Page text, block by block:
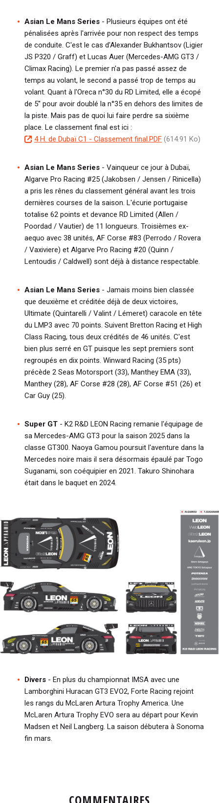
Asian Le Mans Series - Plusieurs équipes ont été
pénalisées après l'arrivée pour non respect des temps
de conduite. C'est le cas d'Alexander Bukhantsov (Ligier
JS P320 / Graff) et Lucas Auer (Mercedes-AMG GT3 /
Climax Racing). Le premier n'a pas passé assez de
temps au volant, le second a passé trop de temps au
volant. Quant à l'Oreca n°30 du RD Limited, elle a écopé
de 5'' pour avoir doublé la n°35 en dehors des limites de
la piste. Mais pas de quoi lui faire perdre sa sixième
place. Le classement final est ici :
D
c
u
e
t
4 H. de Dubaï C1 - Classement final.PDF (614.91 Ko)
Asian Le Mans Series - Vainqueur ce jour à Dubaï,
Algarve Pro Racing #25 (Jakobsen / Jensen / Rinicella)
a pris les rênes du classement général avant les trois
dernières courses de la saison. L'écurie portugaise
totalise 62 points et devance RD Limited (Allen /
Poordad / Vautier) de 11 longueurs. Troisièmes ex-
aequo avec 38 unités, AF Corse #83 (Perrodo / Rovera
/ Vaxiviere) et Algarve Pro Racing #20 (Quinn /
Lentoudis / Caldwell) sont déjà à distance respectable.
Asian Le Mans Series - Jamais moins bien classée
que deuxième et créditée déjà de deux victoires,
Ultimate (Quintarelli / Valint / Lémeret) caracole en tête
du LMP3 avec 70 points. Suivent Bretton Racing et High
Class Racing, tous deux crédités de 46 unités. C'est
bien plus serré en GT puisque les sept premiers sont
regroupés en dix points. Winward Racing (35 pts)
précède 2 Seas Motorsport (33), Manthey EMA (33),
Manthey (28), AF Corse #28 (28), AF Corse #51 (26) et
Car Guy (25).
Super GT - K2 R&D LEON Racing remanie l'équipage de
sa Mercedes-AMG GT3 pour la saison 2025 dans la
classe GT300. Naoya Gamou poursuit l'aventure dans la
Mercedes noire mais il sera désormais épaulé par Togo
Suganami, son coéquipier en 2021. Takuro Shinohara
était dans le baquet en 2024.
Divers - En plus du championnat IMSA avec une
Lamborghini Huracan GT3 EVO2, Forte Racing rejoint
les rangs du McLaren Artura Trophy America. Une
McLaren Artura Trophy EVO sera au départ pour Kevin
Madsen et Neil Langberg. La saison débutera à Sonoma
fin mars.